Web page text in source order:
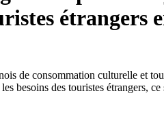
étrangers
de consommation culturelle et
besoins des touristes étrangers,